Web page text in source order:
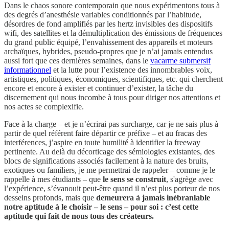
Dans le chaos sonore contemporain que nous expérimentons tous à
des degrés d’anesthésie variables conditionnés par l’habitude,
désordres de fond amplifiés par les hertz invisibles des dispositifs
wifi, des satellites et la démultiplication des émissions de fréquences
du grand public équipé, l’envahissement des appareils et moteurs
archaïques, hybrides, pseudo-propres que je n’ai jamais entendus
aussi fort que ces dernières semaines, dans le vacarme submersif
informationnel et la lutte pour l’existence des innombrables voix,
artistiques, politiques, économiques, scientifiques, etc. qui cherchent
encore et encore à exister et continuer d’exister, la tâche du
discernement qui nous incombe à tous pour diriger nos attentions et
nos actes se complexifie.
Face à la charge – et je n’écrirai pas surcharge, car je ne sais plus à
partir de quel référent faire départir ce préfixe – et au fracas des
interférences, j’aspire en toute humilité à identifier la freeway
pertinente. Au delà du décorticage des sémiologies existantes, des
blocs de significations associés facilement à la nature des bruits,
exotiques ou familiers, je me permettrai de rappeler – comme je le
rappelle à mes étudiants – que le sens se construit, s'agrège avec
l’expérience, s’évanouit peut-être quand il n’est plus porteur de nos
desseins profonds, mais que demeurera à jamais inébranlable
notre aptitude à le choisir – le sens – pour soi : c’est cette
aptitude qui fait de nous tous des créateurs.